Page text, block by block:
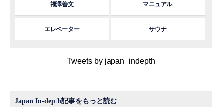
福澤善文 マニュアル
エレベーター サウナ
Tweets by japan_indepth
Japan In-depth記事をもっと読む